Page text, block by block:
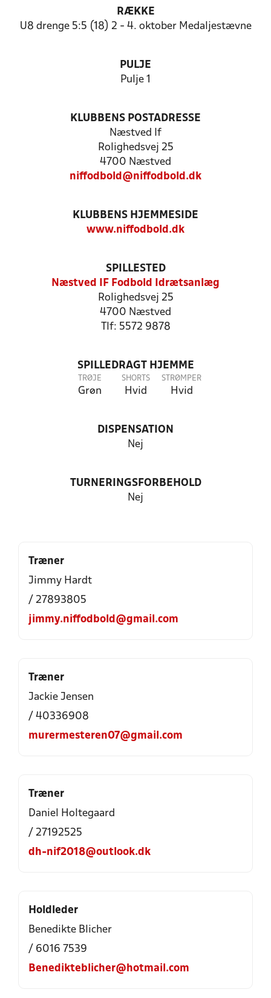
RÆKKE
U8 drenge 5:5 (18) 2 - 4. oktober Medaljestævne
PULJE
Pulje 1
KLUBBENS POSTADRESSE
Næstved If
Rolighedsvej 25
4700 Næstved
niffodbold@niffodbold.dk
KLUBBENS HJEMMESIDE
www.niffodbold.dk
SPILLESTED
Næstved IF Fodbold Idrætsanlæg
Rolighedsvej 25
4700 Næstved
Tlf: 5572 9878
SPILLEDRAGT HJEMME
TRØJE
Grøn
SHORTS
Hvid
STRØMPER
Hvid
DISPENSATION
Nej
TURNERINGSFORBEHOLD
Nej
Træner
Jimmy Hardt
/ 27893805
jimmy.niffodbold@gmail.com
Træner
Jackie Jensen
/ 40336908
murermesteren07@gmail.com
Træner
Daniel Holtegaard
/ 27192525
dh-nif2018@outlook.dk
Holdleder
Benedikte Blicher
/ 6016 7539
Benedikteblicher@hotmail.com